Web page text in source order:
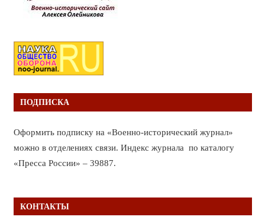
ПОДПИСКА
Оформить подписку на «Военно-исторический журнал»
можно в отделениях связи. Индекс журнала по каталогу
«Пресса России» – 39887.
КОНТАКТЫ